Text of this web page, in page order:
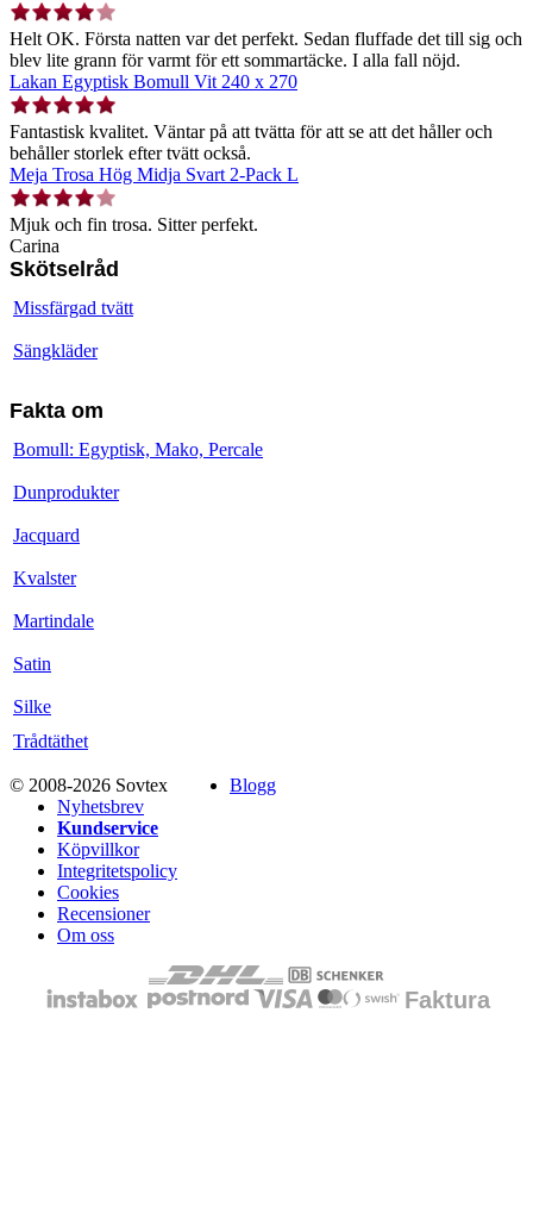
Helt OK. Första natten var det perfekt. Sedan fluffade det till sig och
blev lite grann för varmt för ett sommartäcke. I alla fall nöjd.
Lakan Egyptisk Bomull Vit 240 x 270
Fantastisk kvalitet. Väntar på att tvätta för att se att det håller och
behåller storlek efter tvätt också.
Meja Trosa Hög Midja Svart 2-Pack L
Mjuk och fin trosa. Sitter perfekt.
Carina
Skötselråd
Missfärgad tvätt
Sängkläder
Fakta om
Bomull: Egyptisk, Mako, Percale
Dunprodukter
Jacquard
Kvalster
Martindale
Satin
Silke
Trådtäthet
© 2008-2026 Sovtex
Blogg
Nyhetsbrev
Kundservice
Köpvillkor
Integritetspolicy
Cookies
Recensioner
Om oss